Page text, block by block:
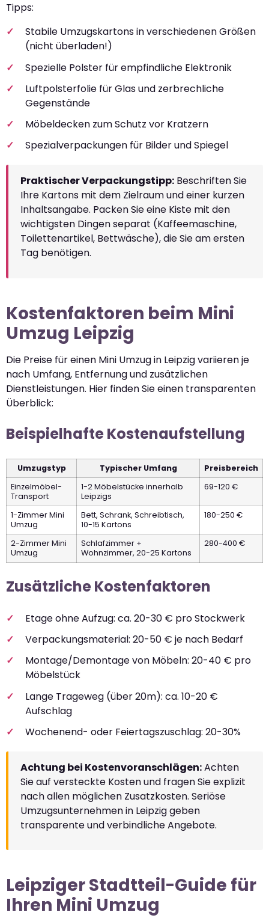
Tipps:
Stabile Umzugskartons in verschiedenen Größen
(nicht überladen!)
Spezielle Polster für empfindliche Elektronik
Luftpolsterfolie für Glas und zerbrechliche
Gegenstände
Möbeldecken zum Schutz vor Kratzern
Spezialverpackungen für Bilder und Spiegel
Praktischer Verpackungstipp: Beschriften Sie
Ihre Kartons mit dem Zielraum und einer kurzen
Inhaltsangabe. Packen Sie eine Kiste mit den
wichtigsten Dingen separat (Kaffeemaschine,
Toilettenartikel, Bettwäsche), die Sie am ersten
Tag benötigen.
Kostenfaktoren beim Mini
Umzug Leipzig
Die Preise für einen Mini Umzug in Leipzig variieren je
nach Umfang, Entfernung und zusätzlichen
Dienstleistungen. Hier finden Sie einen transparenten
Überblick:
Beispielhafte Kostenaufstellung
Umzugstyp Typischer Umfang
Preisbereich
Einzelmöbel-
Transport
1-2 Möbelstücke innerhalb
Leipzigs
69-120 €
1-Zimmer Mini
Umzug
Bett, Schrank, Schreibtisch,
10-15 Kartons
180-250 €
2-Zimmer Mini
Umzug
Schlafzimmer +
Wohnzimmer, 20-25 Kartons
280-400 €
Zusätzliche Kostenfaktoren
Etage ohne Aufzug: ca. 20-30 € pro Stockwerk
Verpackungsmaterial: 20-50 € je nach Bedarf
Montage/Demontage von Möbeln: 20-40 € pro
Möbelstück
Lange Trageweg (über 20m): ca. 10-20 €
Aufschlag
Wochenend- oder Feiertagszuschlag: 20-30%
Achtung bei Kostenvoranschlägen:Achten
Sie auf versteckte Kosten und fragen Sie explizit
nach allen möglichen Zusatzkosten. Seriöse
Umzugsunternehmen in Leipzig geben
transparente und verbindliche Angebote.
Leipziger Stadtteil-Guide für
Ihren Mini Umzug